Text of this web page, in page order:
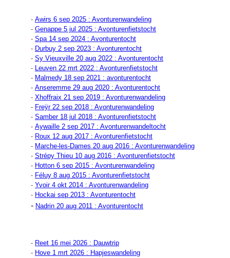
- Awirs 6 sep 2025 : Avonturenwandeling
- Genappe 5 jul 2025 : Avonturenfietstocht
- Spa 14 sep 2024 : Avonturentocht
- Durbuy 2 sep 2023 : Avonturentocht
- Sy Vieuxville 20 aug 2022 : Avonturentocht
- Leuven 22 mrt 2022 : Avonturenfietstocht
- Malmedy 18 sep 2021 : avonturentocht
- Anseremme 29 aug 2020 : Avonturentocht
- Xhoffraix 21 sep 2019 : Avonturenwandeling
- Freÿr 22 sep 2018 : Avonturenwandeling
- Samber 18 jul 2018 : Avonturenfietstocht
- Aywaille 2 sep 2017 : Avonturenwandeltocht
- Roux 12 aug 2017 : Avonturenfietstocht
- Marche-les-Dames 20 aug 2016 : Avonturenwandeling
- Strépy Thieu 10 aug 2016 : Avonturenfietstocht
- Hotton 6 sep 2015 : Avonturenwandeling
- Féluy 8 aug 2015 : Avonturenfietstocht
- Yvoir 4 okt 2014 : Avonturenwandeling
- Hockai sep 2013 : Avonturentocht
- Nadrin 20 aug 2011 : Avonturentocht
- Reet 16 mei 2026 : Dauwtrip
- Hove 1 mrt 2026 : Hapjeswandeling